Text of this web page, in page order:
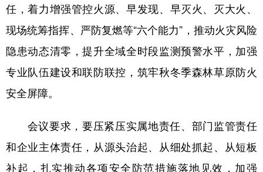
任，着力增强管控火源、早发现、早灭火、灭大火、
现场统筹指挥、严防复燃等“六个能力”，推动火灾风险
隐患动态清零，提升全域全时段监测预警水平，加强
专业队伍建设和联防联控，筑牢秋冬季森林草原防火
安全屏障。
会议要求，要压紧压实属地责任、部门监管责任
和企业主体责任，从源头治起、从细处抓起、从短板
补起，扎实推动各项安全防范措施落地见效，加强